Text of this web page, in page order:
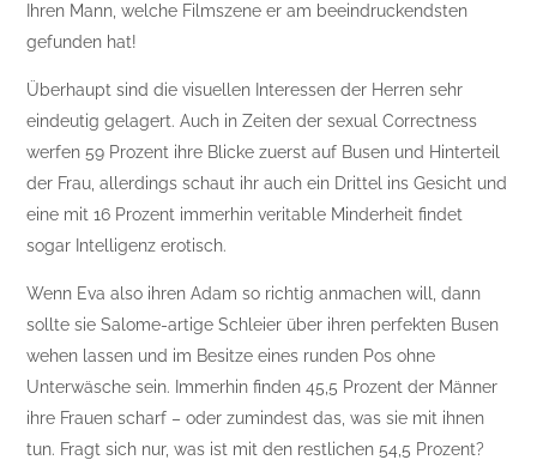
Ihren Mann, welche Filmszene er am beeindruckendsten
gefunden hat!
Überhaupt sind die visuellen Interessen der Herren sehr
eindeutig gelagert. Auch in Zeiten der sexual Correctness
werfen 59 Prozent ihre Blicke zuerst auf Busen und Hinterteil
der Frau, allerdings schaut ihr auch ein Drittel ins Gesicht und
eine mit 16 Prozent immerhin veritable Minderheit findet
sogar Intelligenz erotisch.
Wenn Eva also ihren Adam so richtig anmachen will, dann
sollte sie Salome-artige Schleier über ihren perfekten Busen
wehen lassen und im Besitze eines runden Pos ohne
Unterwäsche sein. Immerhin finden 45,5 Prozent der Männer
ihre Frauen scharf – oder zumindest das, was sie mit ihnen
tun. Fragt sich nur, was ist mit den restlichen 54,5 Prozent?